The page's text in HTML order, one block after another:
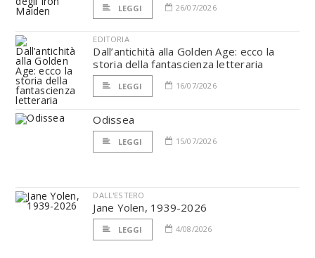
LEGGI 26/07/2026
EDITORIA
Dall’antichità alla Golden Age: ecco la
storia della fantascienza letteraria
LEGGI 16/07/2026
Odissea
LEGGI 15/07/2026
DALL'ESTERO
Jane Yolen, 1939-2026
LEGGI 4/08/2026